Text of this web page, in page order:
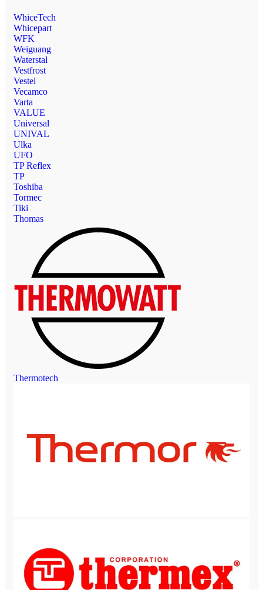
WhiceTech
Whicepart
WFK
Weiguang
Waterstal
Vestfrost
Vestel
Vecamco
Varta
VALUE
Universal
UNIVAL
Ulka
UFO
TP Reflex
TP
Toshiba
Tormec
Tiki
Thomas
Thermotech